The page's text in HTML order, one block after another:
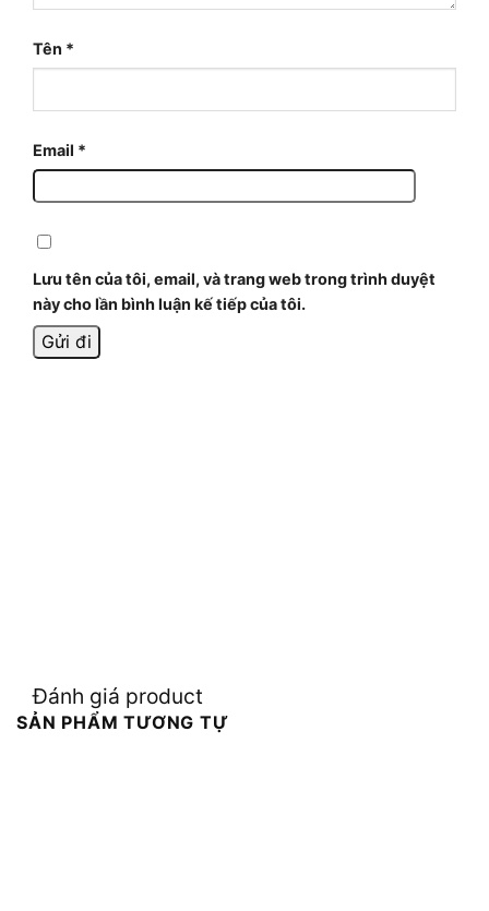
Tên *
Email *
Lưu tên của tôi, email, và trang web trong trình duyệt
này cho lần bình luận kế tiếp của tôi.
Đánh giá product
SẢN PHẨM TƯƠNG TỰ